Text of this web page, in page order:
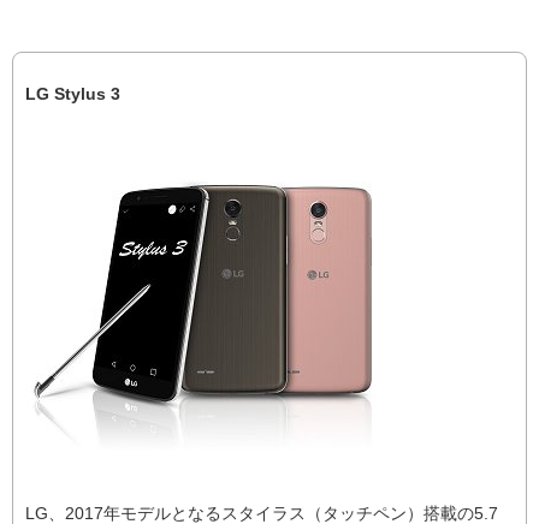
LG Stylus 3
LG、2017年モデルとなるスタイラス（タッチペン）搭載の5.7